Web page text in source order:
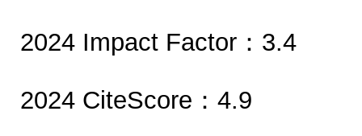
2024 Impact Factor：3.4
2024 CiteScore：4.9